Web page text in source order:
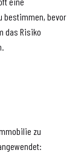
bestimmen, bevor
das Risiko
zu